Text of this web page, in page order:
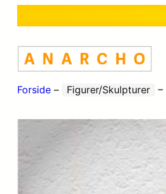
Forside – Figurer/Skulpturer –